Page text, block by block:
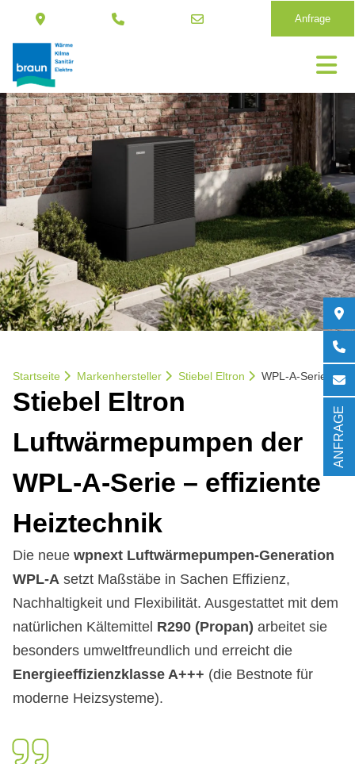
Direkt
zum
Inhalt
Anfrage
Startseite Markenhersteller Stiebel Eltron WPL-A-Serie
Stie­bel El­tron
Luft­wär­me­pum­pen der
WPL-A-Se­rie – ef­fi­zi­en­te
Heiz­tech­nik
Die neue wpnext Luftwärmepumpen-Generation
WPL-A setzt Maßstäbe in Sachen Effizienz,
Nachhaltigkeit und Flexibilität. Ausgestattet mit dem
natürlichen Kältemittel R290 (Propan) arbeitet sie
besonders umweltfreundlich und erreicht die
Energieeffizienzklasse A+++ (die Bestnote für
moderne Heizsysteme).
ANFRAGE